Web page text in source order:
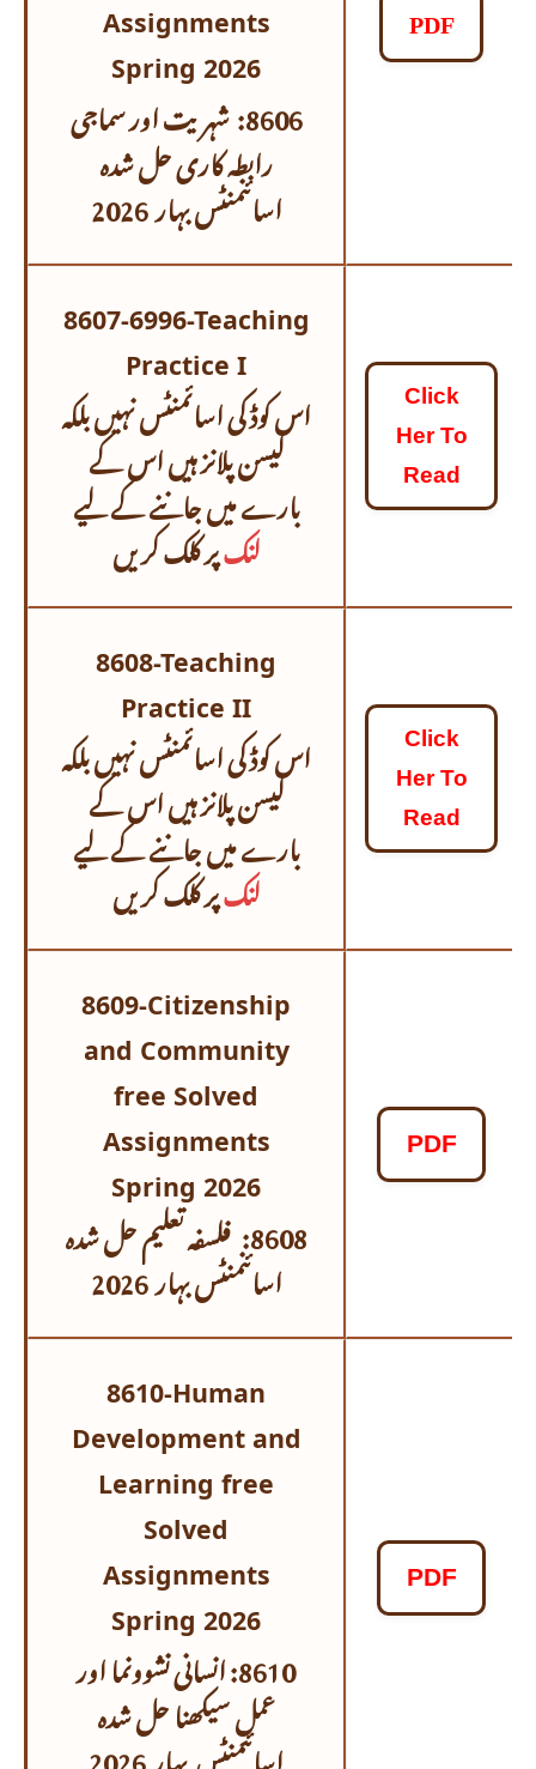
Assignments
Spring 2026
8606: شہریت اور سماجی
رابطہ کاری حل شدہ
اسائنمنٹسبہار 2026
PDF
8607-6996-Teaching
Practice I
اس کوڈ کی اسائمنٹس نہیں بلکہ
لیسن پلانز ہیں اس کے
بارے میں جاننے کے لیے
لنکپر کلک کریں
Click
Her To
Read
8608-Teaching
Practice II
اس کوڈ کی اسائمنٹس نہیں بلکہ
لیسن پلانز ہیں اس کے
بارے میں جاننے کے لیے
لنکپر کلک کریں
Click
Her To
Read
8609-Citizenship
and Community
free Solved
Assignments
Spring 2026
8608: فلسفہ تعلیمحل شدہ
اسائنمنٹسبہار 2026
PDF
8610-Human
Development and
Learning free
Solved
Assignments
Spring 2026
8610: انسانی نشوونما اور
عملِ سیکھنا حل شدہ
PDF